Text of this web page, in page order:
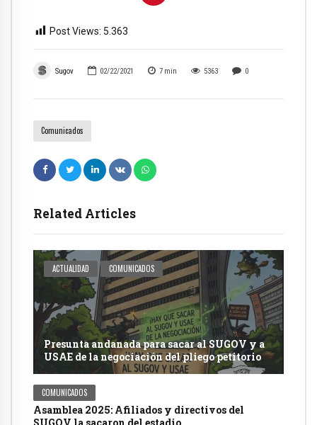
Sugov 02/22/2021 7 min 5363 0
Comunicados
Related Articles
ACTUALIDAD COMUNICADOS
Presunta andanada para sacar al SUGOV y a
USAE de la negociación del pliego petitorio
COMUNICADOS
Asamblea 2025: Afiliados y directivos del
Post Views: 5.363